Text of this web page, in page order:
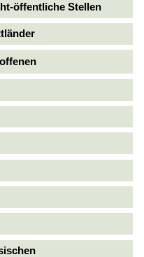
öffentliche Stellen